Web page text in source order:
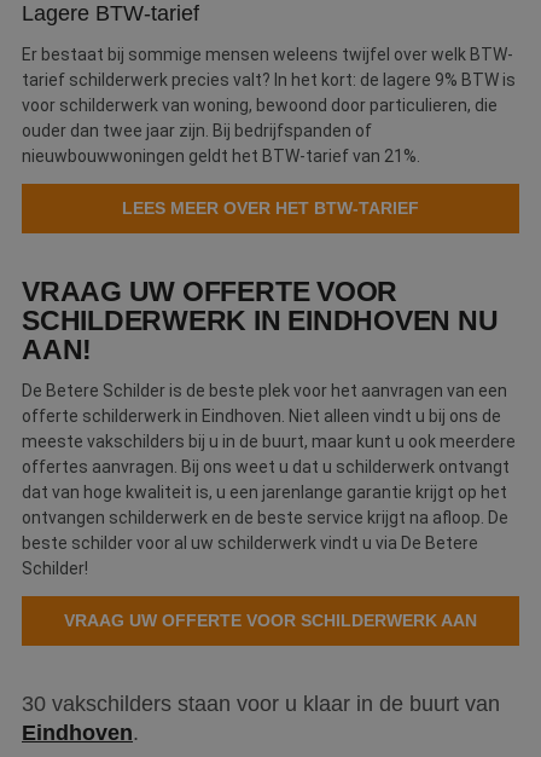
Lagere BTW-tarief
Er bestaat bij sommige mensen weleens twijfel over welk BTW-
tarief schilderwerk precies valt? In het kort: de lagere 9% BTW is
voor schilderwerk van woning, bewoond door particulieren, die
ouder dan twee jaar zijn. Bij bedrijfspanden of
nieuwbouwwoningen geldt het BTW-tarief van 21%.
LEES MEER OVER HET BTW-TARIEF
VRAAG UW OFFERTE VOOR
SCHILDERWERK IN EINDHOVEN NU
AAN!
De Betere Schilder is de beste plek voor het aanvragen van een
offerte schilderwerk in Eindhoven. Niet alleen vindt u bij ons de
meeste vakschilders bij u in de buurt, maar kunt u ook meerdere
offertes aanvragen. Bij ons weet u dat u schilderwerk ontvangt
dat van hoge kwaliteit is, u een jarenlange garantie krijgt op het
ontvangen schilderwerk en de beste service krijgt na afloop. De
beste schilder voor al uw schilderwerk vindt u via De Betere
Schilder!
VRAAG UW OFFERTE VOOR SCHILDERWERK AAN
30 vakschilders staan voor u klaar in de buurt van
Eindhoven.